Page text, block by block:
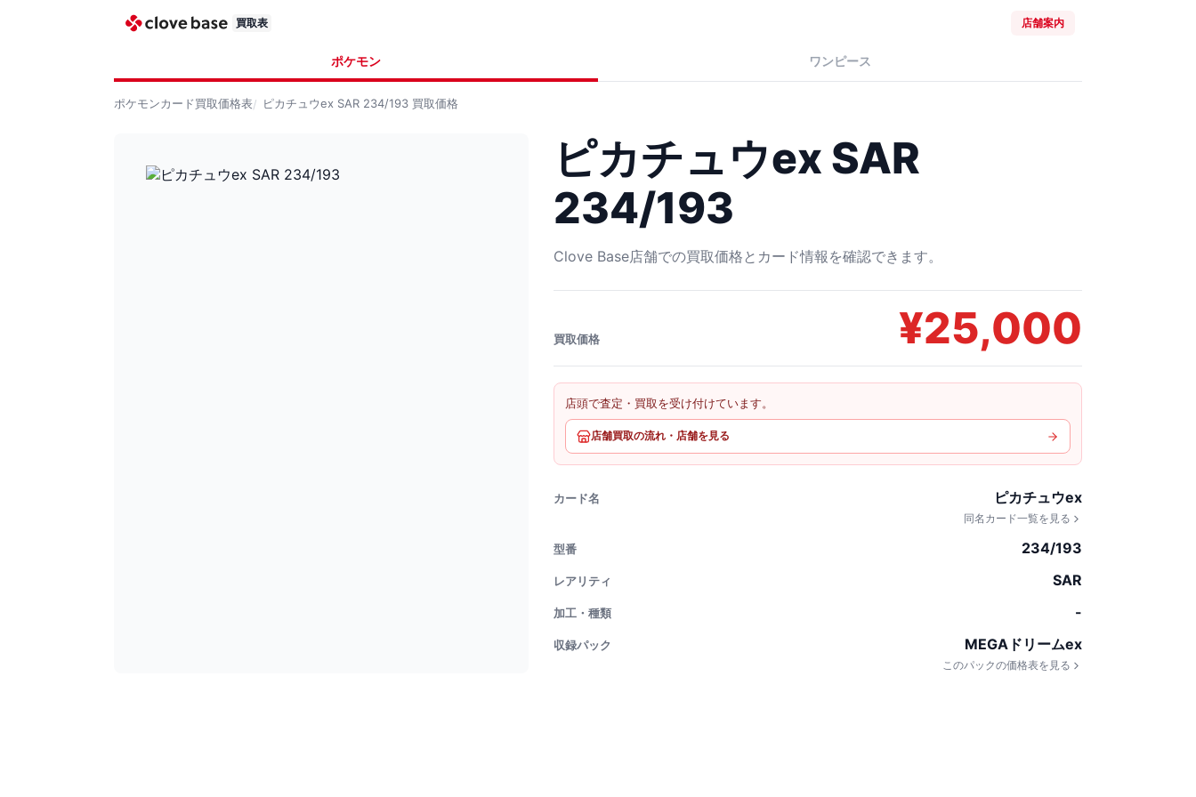
買取表 店舗案内
ポケモン ワンピース
ポケモンカード買取価格表 ピカチュウex SAR 234/193 買取価格
ピカチュウex SAR
234/193
Clove Base店舗での買取価格とカード情報を確認できます。
買取価格 ¥25,000
店頭で査定・買取を受け付けています。
店舗買取の流れ・店舗を見る
カード名 ピカチュウex
同名カード一覧を見る
型番 234/193
レアリティ SAR
加工・種類 -
収録パック MEGAドリームex
このパックの価格表を見る